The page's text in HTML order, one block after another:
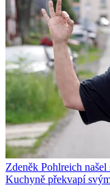
Zdeněk Pohlreich
Kuchyně překvapí